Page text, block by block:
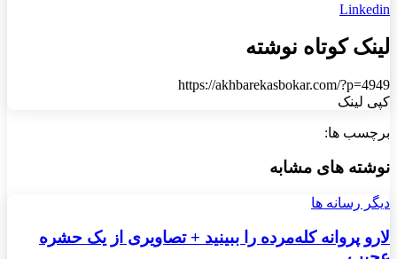
Linkedin
لینک کوتاه نوشته
https://akhbarekasbokar.com/?p=4949
کپی لینک
برچسب ها:
نوشته های مشابه
دیگر رسانه ها
لارو پروانه کله‌مرده را ببینید + تصاویری از یک حشره